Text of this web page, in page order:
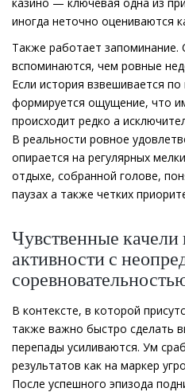
иногда неточно оцениваются
Также работает
вспоминаются, чем ровные
Если история взвешивается
формируется ощущение, что
происходит редко а
В реальности ровное
опирается на регулярных
отдыхе, собранной голове,
паузах а также четких
Чувственные качели
активности с
В контексте, в которой
также важно быстро сделать
перепады усиливаются. Ум
результатов как на маркер
После успешного эпизода